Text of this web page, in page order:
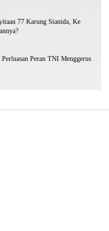
77 Karung Sianida, Ke
Peran TNI Menggerus